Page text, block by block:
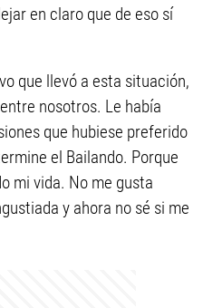
en claro que de eso sí
que llevó a esta situación,
nosotros. Le había
que hubiese preferido
el Bailando. Porque
mi vida. No me gusta
y ahora no sé si me